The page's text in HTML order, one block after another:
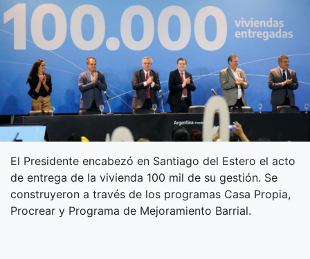
El Presidente encabezó en Santiago del Estero el acto
de entrega de la vivienda 100 mil de su gestión. Se
construyeron a través de los programas Casa Propia,
Procrear y Programa de Mejoramiento Barrial.